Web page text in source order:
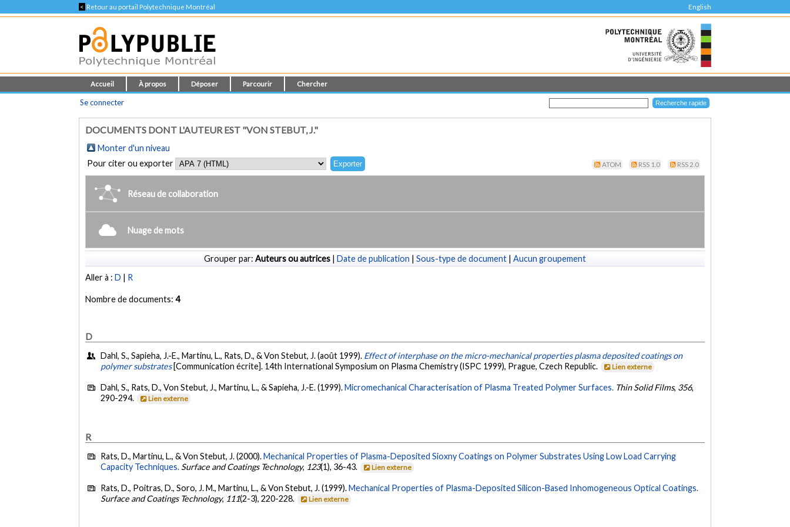
< Retour au portail Polytechnique Montréal English
Accueil À propos Déposer Parcourir Chercher
Se connecter
DOCUMENTS DONT L'AUTEUR EST "VON STEBUT, J."
Monter d'un niveau
Pour citer ou exporter
ATOM RSS 1.0 RSS 2.0
Réseau de collaboration
Nuage de mots
Grouper par: Auteurs ou autrices | Date de publication | Sous-type de document | Aucun groupement
Aller à :D | R
Nombre de documents:4
D
Dahl, S., Sapieha, J.-E., Martinu, L., Rats, D., & Von Stebut, J. (août 1999). Effect of interphase on the micro-mechanical properties plasma deposited coatings on
polymer substrates [Communication écrite]. 14th International Symposium on Plasma Chemistry (ISPC 1999), Prague, Czech Republic. Lien externe
Dahl, S., Rats, D., Von Stebut, J., Martinu, L., & Sapieha, J.-E. (1999).Micromechanical Characterisation of Plasma Treated Polymer Surfaces. Thin Solid Films, 356,
290-294.
Lien externe
R
Rats, D., Martinu, L., & Von Stebut, J. (2000).Mechanical Properties of Plasma-Deposited Sioxny Coatings on Polymer Substrates Using Low Load Carrying
Capacity Techniques. Surface and Coatings Technology, 123(1), 36-43. Lien externe
Rats, D., Poitras, D., Soro, J. M., Martinu, L., & Von Stebut, J. (1999).Mechanical Properties of Plasma-Deposited Silicon-Based Inhomogeneous Optical Coatings.
Surface and Coatings Technology, 111(2-3), 220-228. Lien externe